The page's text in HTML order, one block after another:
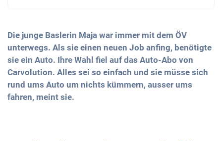
Die junge Baslerin Maja war immer mit dem ÖV
unterwegs. Als sie einen neuen Job anfing, benötigte
sie ein Auto. Ihre Wahl fiel auf das Auto-Abo von
Carvolution. Alles sei so einfach und sie müsse sich
rund ums Auto um nichts kümmern, ausser ums
fahren, meint sie.